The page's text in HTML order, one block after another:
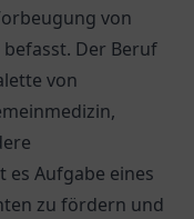
von
Der Beruf
von
es Aufgabe eines
zu fördern und